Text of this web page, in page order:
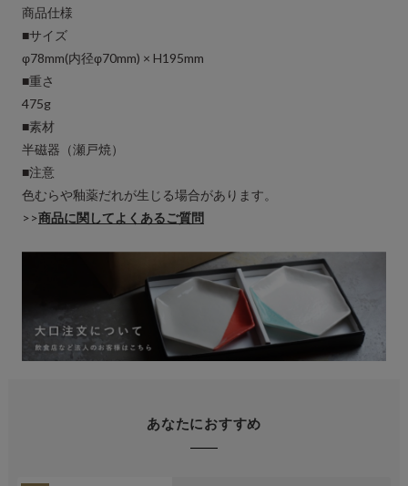
商品仕様
■サイズ
φ78mm(内径φ70mm) × H195mm
■重さ
475g
■素材
半磁器（瀬戸焼）
■注意
色むらや釉薬だれが生じる場合があります。
>>商品に関してよくあるご質問
あなたにおすすめ